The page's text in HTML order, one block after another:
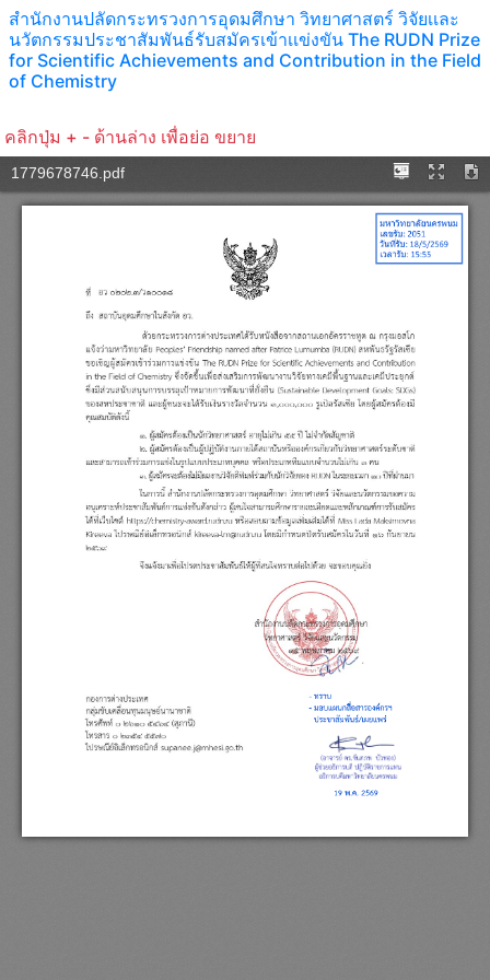
สำนักงานปลัดกระทรวงการอุดมศึกษา วิทยาศาสตร์ วิจัยเเละ
นวัตกรรมประชาสัมพันธ์รับสมัครเข้าเเข่งขัน The RUDN Prize
for Scientific Achievements and Contribution in the Field
of Chemistry
คลิกปุ่ม + - ด้านล่าง เพื่อย่อ ขยาย